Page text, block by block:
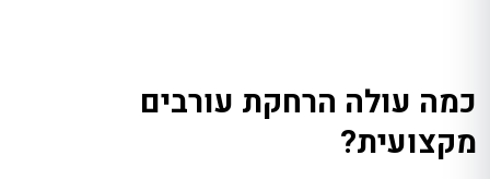
כמה עולה הרחקת עורבים
מקצועית?